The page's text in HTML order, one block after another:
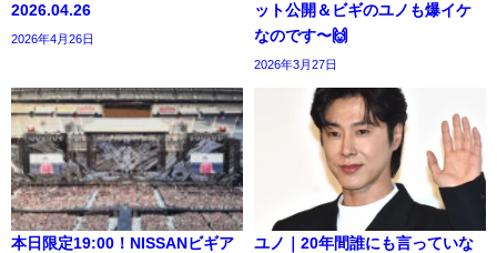
2026.04.26
2026年4月26日
ット公開＆ビギのユノも爆イケ
なのです〜🙌
2026年3月27日
本日限定19:00！NISSANビギア
ユノ｜20年間誰にも言っていな